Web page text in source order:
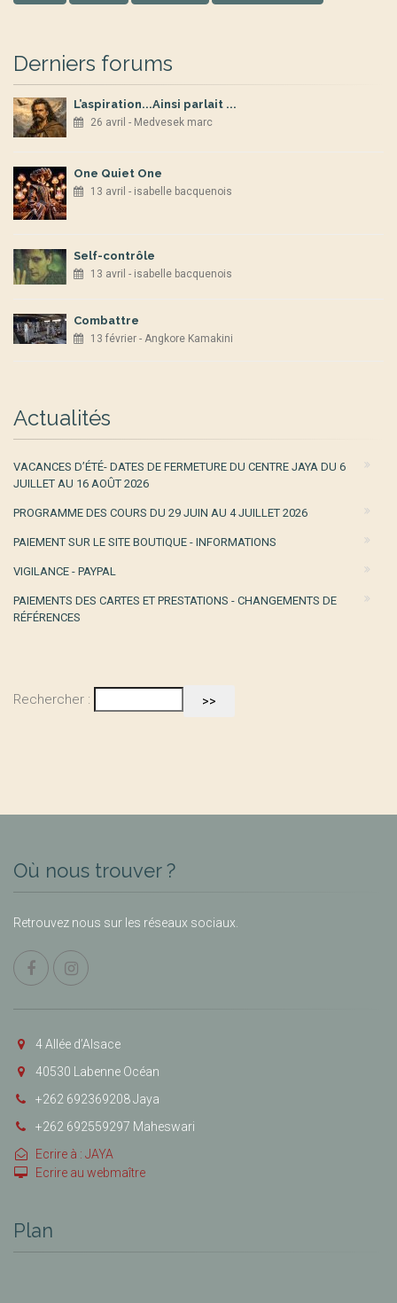
Derniers forums
L’aspiration...Ainsi parlait ...
26 avril - Medvesek marc
One Quiet One
13 avril - isabelle bacquenois
Self-contrôle
13 avril - isabelle bacquenois
Combattre
13 février - Angkore Kamakini
Actualités
VACANCES D’ÉTÉ- DATES DE FERMETURE DU CENTRE JAYA DU 6
JUILLET AU 16 AOÛT 2026
PROGRAMME DES COURS DU 29 JUIN AU 4 JUILLET 2026
PAIEMENT SUR LE SITE BOUTIQUE - INFORMATIONS
VIGILANCE - PAYPAL
PAIEMENTS DES CARTES ET PRESTATIONS - CHANGEMENTS DE
RÉFÉRENCES
Rechercher :
Où nous trouver ?
Retrouvez nous sur les réseaux sociaux.
4 Allée d’Alsace
40530 Labenne Océan
+262 692369208 Jaya
+262 692559297 Maheswari
Ecrire à : JAYA
Ecrire au webmaître
Plan